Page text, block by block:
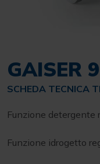
GAISER
SCHEDA TECNICA
Funzione detergente
Funzione idrogetto